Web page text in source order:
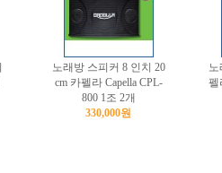
노래방 스피커 8 인치 20
cm 카펠라 Capella CPL-
800 1조 2개
330,000원
노
펠